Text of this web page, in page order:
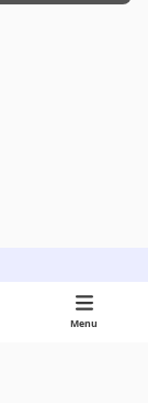
Menu